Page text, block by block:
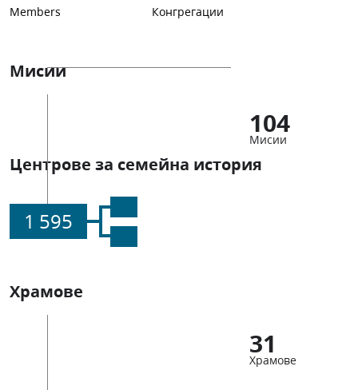
Members Конгрегации
Мисии
104
Мисии
Центрове за семейна история
1 595
Храмове
31
Храмове